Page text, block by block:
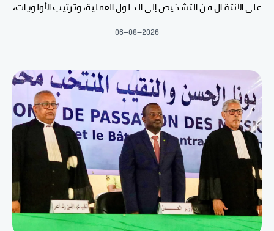
على الانتقال من التشخيص إلى الحلول العملية، وترتيب الأولويات،
06-08-2026